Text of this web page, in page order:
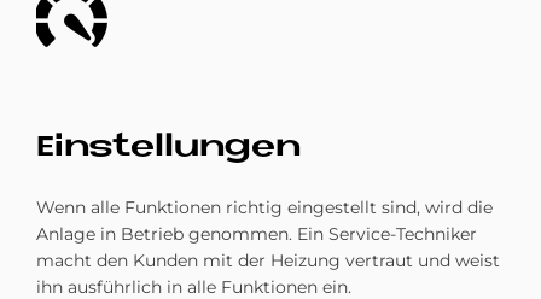
Ein­stel­lun­gen
Wenn alle Funktionen richtig eingestellt sind, wird die
Anlage in Betrieb genommen. Ein Service-Techniker
macht den Kunden mit der Heizung vertraut und weist
ihn aus­führlich in alle Funktionen ein.